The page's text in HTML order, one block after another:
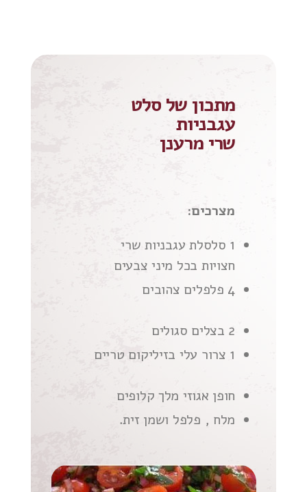
מתכון של סלט
עגבניות
שרי מרענן
מצרכים:
1 סלסלת עגבניות שרי
חצויות בכל מיני צבעים
4 פלפלים צהובים
2 בצלים סגולים
1 צרור עלי בזיליקום טריים
חופן אגוזי מלך קלופים
מלח , פלפל ושמן זית.